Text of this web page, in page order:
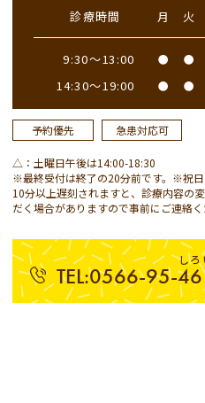
診療時間 月 火
9:30～13:00 ● ●
14:30～19:00 ● ●
予約優先 急患対応可
△：土曜日午後は14:00-18:30
※最終受付は終了の20分前です。※祝日
10分以上遅刻されますと、診療内容の
だく場合がありますので事前にご連絡く
しろ
TEL:0566-95-